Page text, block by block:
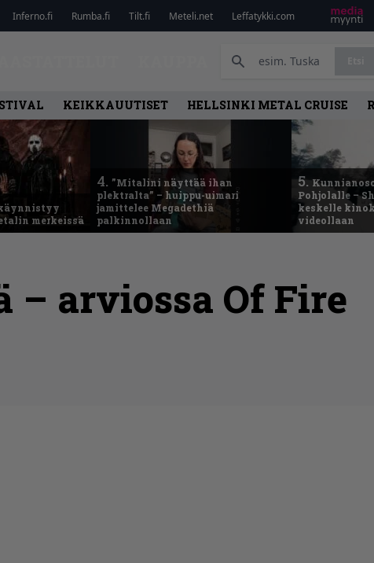
Inferno.fi Rumba.fi Tilt.fi Meteli.net Leffatykki.com
KEIKKAUUTISET HELLSINKI METAL CRUISE
merkeissä
4. ”Mitalini näyttää ihan
plektralta” – huippu-uimari
jamittelee Megadethiä
palkinnollaan
5.
Pohjolalle –
keskelle
videollaan
– arviossa Of Fire